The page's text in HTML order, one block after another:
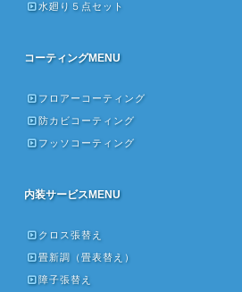
水廻り５点セット
コーティングMENU
フロアーコーティング
防カビコーティング
フッソコーティング
内装サービスMENU
クロス張替え
畳新調（畳表替え）
障子張替え